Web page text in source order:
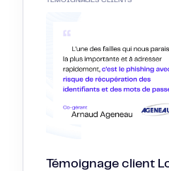
Témoignage client